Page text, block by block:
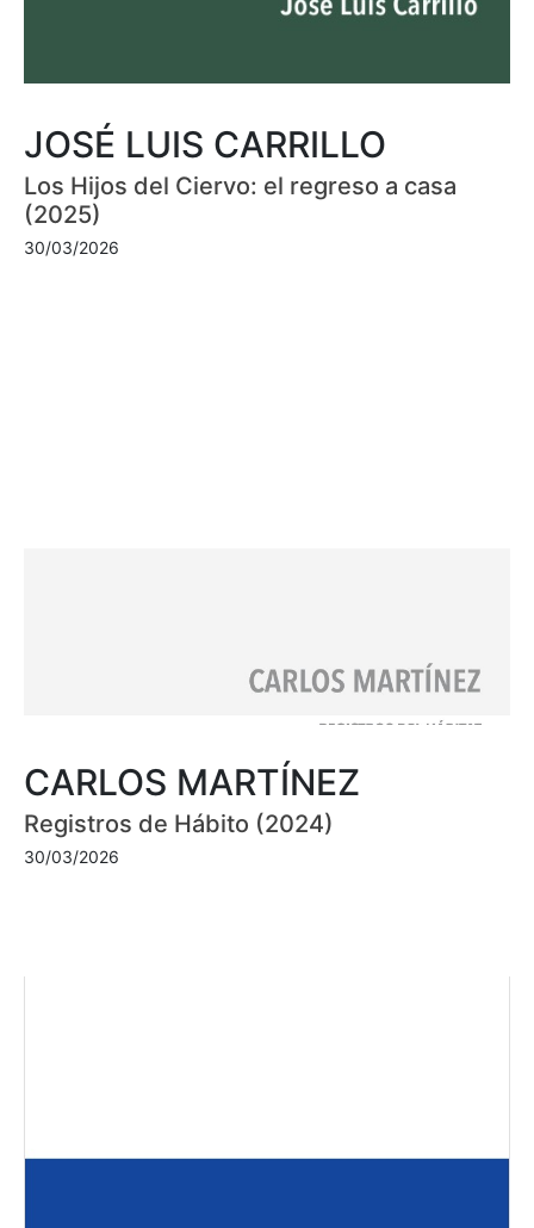
JOSÉ LUIS CARRILLO
Los Hijos del Ciervo: el regreso a casa
(2025)
30/03/2026
CARLOS MARTÍNEZ
Registros de Hábito (2024)
30/03/2026